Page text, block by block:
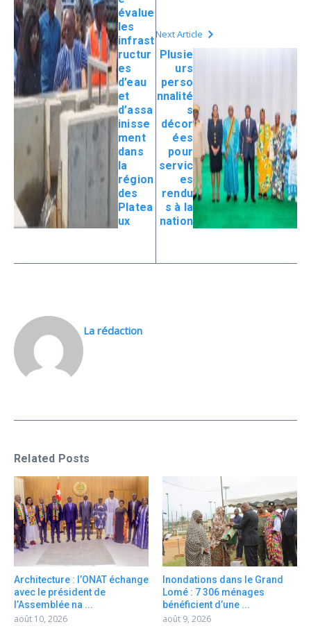
évalue
les
infrast
ructur
es
d’eau
et
d’assa
inisse
ment
dans
la
région
des
Platea
ux
Next Article
Plusie
urs
perso
nnalité
s
décor
ées
pour
servic
es
rendu
s à la
nation
La rédaction
Related Posts
Architecture : l’ONAT échange
avec le président de
l’Assemblée na ...
août 10, 2026
Inondations dans le Grand
Lomé : 7 306 ménages
bénéficient d’une ...
août 9, 2026